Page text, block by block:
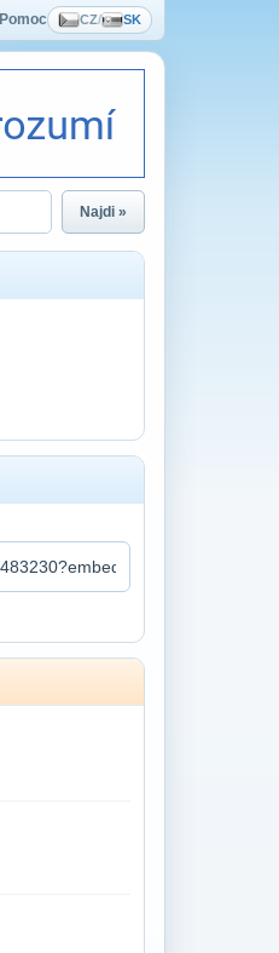
Pomoc CZ/ SK
Najdi »